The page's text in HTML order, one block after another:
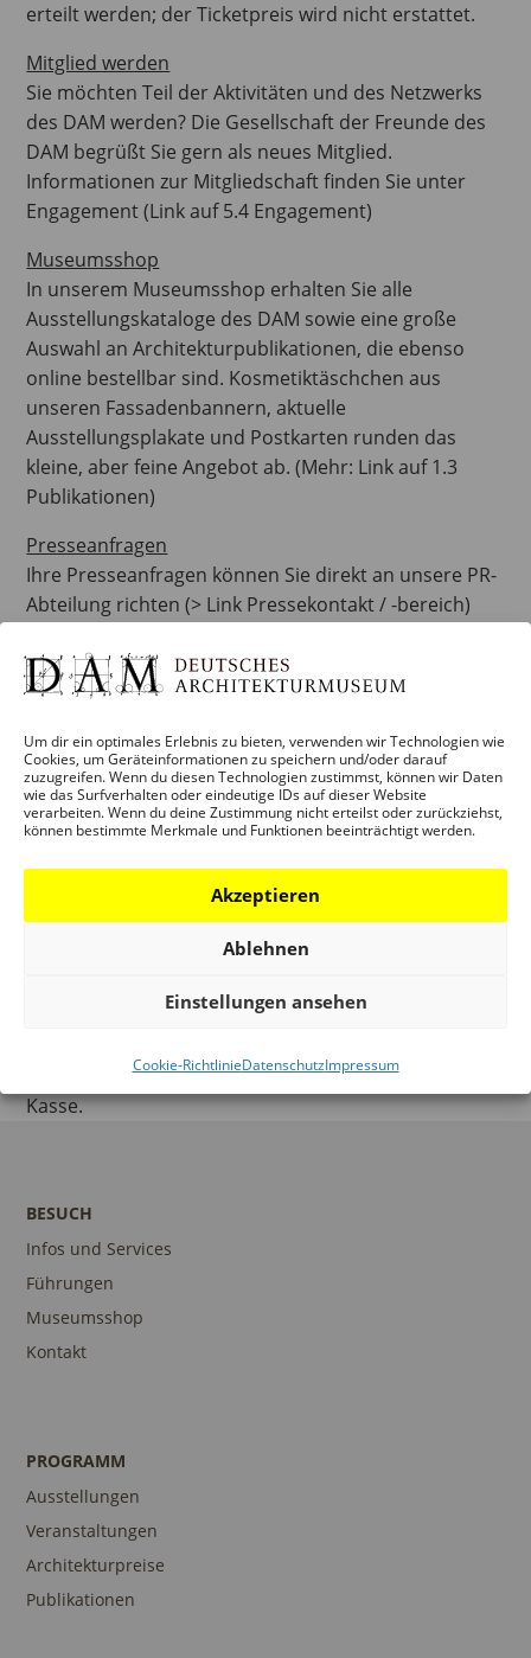
Um dir ein optimales Erlebnis zu bieten, verwenden wir Technologien wie
Cookies, um Geräteinformationen zu speichern und/oder darauf
zuzugreifen. Wenn du diesen Technologien zustimmst, können wir Daten
wie das Surfverhalten oder eindeutige IDs auf dieser Website
verarbeiten. Wenn du deine Zustimmung nicht erteilst oder zurückziehst,
können bestimmte Merkmale und Funktionen beeinträchtigt werden.
Akzeptieren
Ablehnen
Einstellungen ansehen
Cookie-RichtlinieDatenschutzImpressum
erteilt werden; der Ticketpreis wird nicht erstattet.
Mitglied werden
Sie möchten Teil der Aktivitäten und des Netzwerks
des DAM werden? Die Gesellschaft der Freunde des
DAM begrüßt Sie gern als neues Mitglied.
Informationen zur Mitgliedschaft finden Sie unter
Engagement (Link auf 5.4 Engagement)
Museumsshop
In unserem Museumsshop erhalten Sie alle
Ausstellungskataloge des DAM sowie eine große
Auswahl an Architekturpublikationen, die ebenso
online bestellbar sind. Kosmetiktäschchen aus
unseren Fassadenbannern, aktuelle
Ausstellungsplakate und Postkarten runden das
kleine, aber feine Angebot ab. (Mehr: Link auf 1.3
Publikationen)
Presseanfragen
Ihre Presseanfragen können Sie direkt an unsere PR-
Abteilung richten (> Link Pressekontakt / -bereich)
Sitzgelegenheiten
Im DAM können Sie Klappsitze ausleihen und in die
Bedarf eine Gehhilfe zur Verfügung.
Vermietung
Das DAM steht Ihnen für Ihr Event als
WLAN-Zugang, der Ihnen zurzeit in den Flächen im
Verfügung steht. Das Passwort erhalten Sie an der
Kasse.
BESUCH
Infos und Services
Führungen
Museumsshop
Kontakt
PROGRAMM
Ausstellungen
Veranstaltungen
Architekturpreise
Publikationen